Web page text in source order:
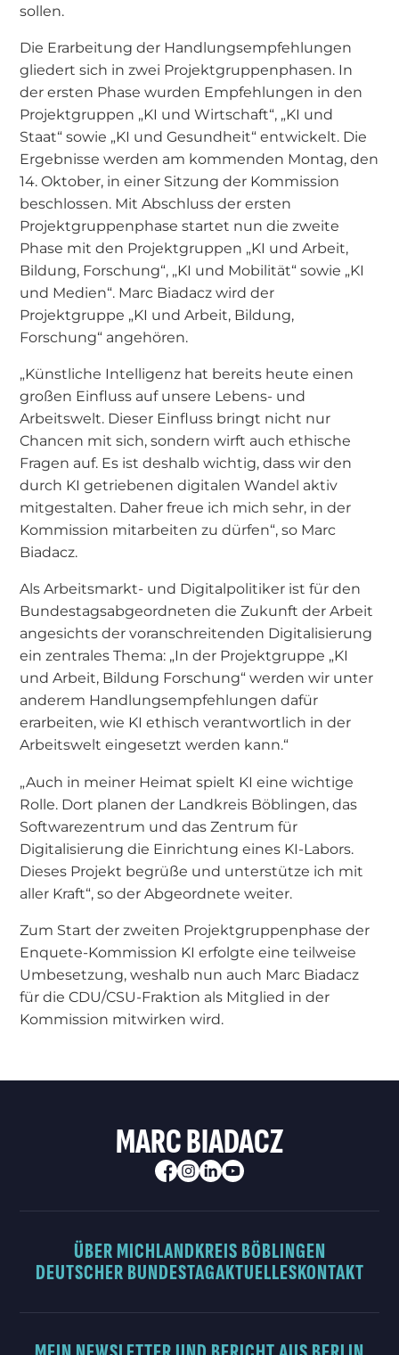
sollen.
Die Erarbeitung der Handlungsempfehlungen
gliedert sich in zwei Projektgruppenphasen. In
der ersten Phase wurden Empfehlungen in den
Projektgruppen „KI und Wirtschaft“, „KI und
Staat“ sowie „KI und Gesundheit“ entwickelt. Die
Ergebnisse werden am kommenden Montag, den
14. Oktober, in einer Sitzung der Kommission
beschlossen. Mit Abschluss der ersten
Projektgruppenphase startet nun die zweite
Phase mit den Projektgruppen „KI und Arbeit,
Bildung, Forschung“, „KI und Mobilität“ sowie „KI
und Medien“. Marc Biadacz wird der
Projektgruppe „KI und Arbeit, Bildung,
Forschung“ angehören.
„Künstliche Intelligenz hat bereits heute einen
großen Einfluss auf unsere Lebens- und
Arbeitswelt. Dieser Einfluss bringt nicht nur
Chancen mit sich, sondern wirft auch ethische
Fragen auf. Es ist deshalb wichtig, dass wir den
durch KI getriebenen digitalen Wandel aktiv
mitgestalten. Daher freue ich mich sehr, in der
Kommission mitarbeiten zu dürfen“, so Marc
Biadacz.
Als Arbeitsmarkt- und Digitalpolitiker ist für den
Bundestagsabgeordneten die Zukunft der Arbeit
angesichts der voranschreitenden Digitalisierung
ein zentrales Thema: „In der Projektgruppe „KI
und Arbeit, Bildung Forschung“ werden wir unter
anderem Handlungsempfehlungen dafür
erarbeiten, wie KI ethisch verantwortlich in der
Arbeitswelt eingesetzt werden kann.“
„Auch in meiner Heimat spielt KI eine wichtige
Rolle. Dort planen der Landkreis Böblingen, das
Softwarezentrum und das Zentrum für
Digitalisierung die Einrichtung eines KI-Labors.
Dieses Projekt begrüße und unterstütze ich mit
aller Kraft“, so der Abgeordnete weiter.
Zum Start der zweiten Projektgruppenphase der
Enquete-Kommission KI erfolgte eine teilweise
Umbesetzung, weshalb nun auch Marc Biadacz
für die CDU/CSU-Fraktion als Mitglied in der
Kommission mitwirken wird.
MARC BIADACZ
ÜBER MICHLANDKREIS BÖBLINGEN
DEUTSCHER BUNDESTAGAKTUELLESKONTAKT